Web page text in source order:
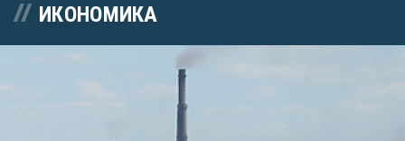
ИКОНОМИКА